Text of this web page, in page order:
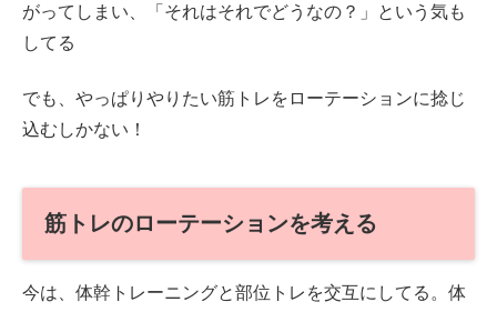
がってしまい、「それはそれでどうなの？」という気も
してる
でも、やっぱりやりたい筋トレをローテーションに捻じ
込むしかない！
筋トレのローテーションを考える
今は、体幹トレーニングと部位トレを交互にしてる。体